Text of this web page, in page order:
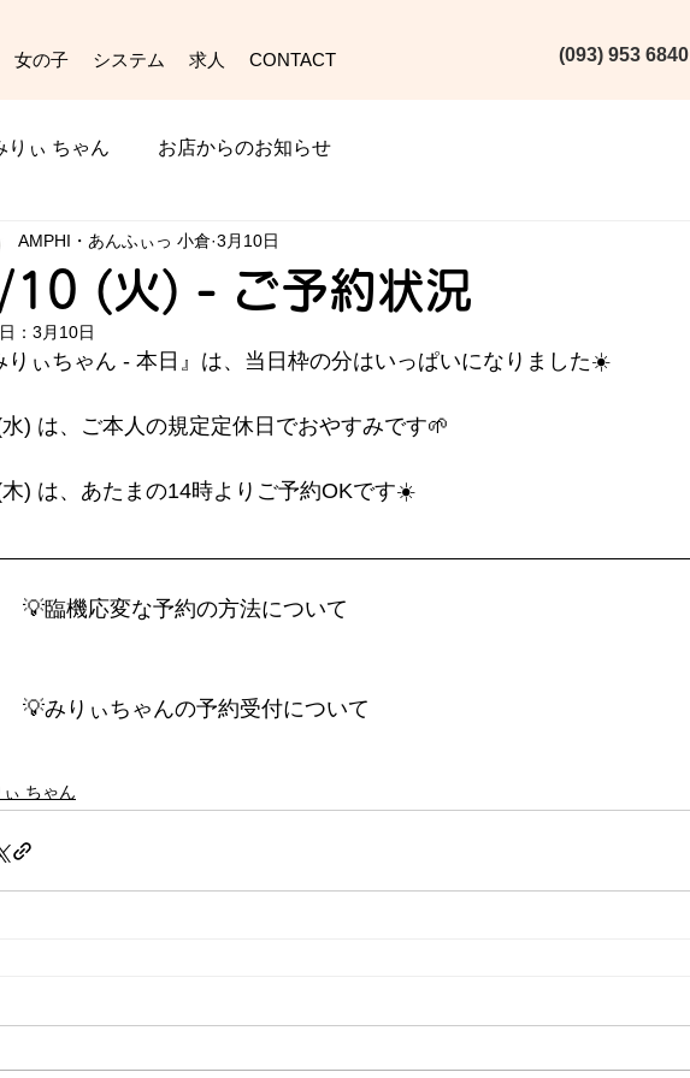
女の子 システム 求人 CONTACT (093) 953 6840‬
りぃ ちゃん お店からのお知らせ
10 (火) - ご予約状況
AMPHI・あんふぃっ 小倉 3月10日
： 3月10日
りぃちゃん - 本日』は、当日枠の分はいっぱいになりました☀️
) は、ご本人の規定定休日でおやすみです🌱
) は、あたまの14時よりご予約OKです☀️
💡臨機応変な予約の方法について
💡みりぃちゃんの予約受付について
ちゃん